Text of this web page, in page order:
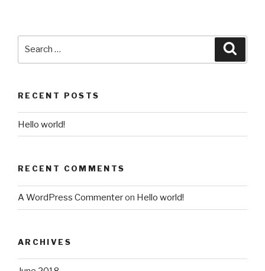
RECENT POSTS
Hello world!
RECENT COMMENTS
A WordPress Commenteron Hello world!
ARCHIVES